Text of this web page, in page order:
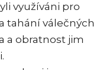
využíváni pro
tahání válečných
a obratnost jim